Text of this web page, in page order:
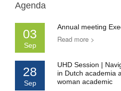
Agenda
03
Sep
Annual meeting
Read more >
28
Sep
UHD Session |
in Dutch academia
woman academic